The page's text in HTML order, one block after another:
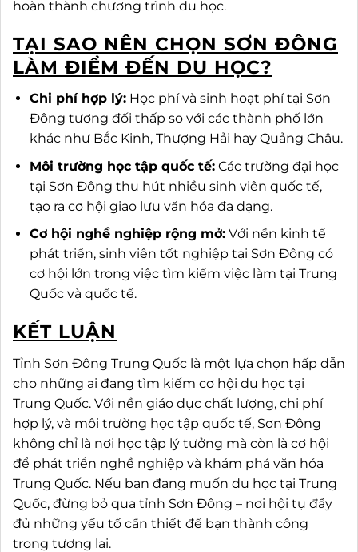
hoàn thành chương trình du học.
TẠI SAO NÊN CHỌN SƠN ĐÔNG
LÀM ĐIỂM ĐẾN DU HỌC?
Chi phí hợp lý:Học phí và sinh hoạt phí tại Sơn
Đông tương đối thấp so với các thành phố lớn
khác như Bắc Kinh, Thượng Hải hay Quảng Châu.
Môi trường học tập quốc tế:Các trường đại học
tại Sơn Đông thu hút nhiều sinh viên quốc tế,
tạo ra cơ hội giao lưu văn hóa đa dạng.
Cơ hội nghề nghiệp rộng mở:Với nền kinh tế
phát triển, sinh viên tốt nghiệp tại Sơn Đông có
cơ hội lớn trong việc tìm kiếm việc làm tại Trung
Quốc và quốc tế.
KẾT LUẬN
Tỉnh Sơn Đông Trung Quốc là một lựa chọn hấp dẫn
cho những ai đang tìm kiếm cơ hội du học tại
Trung Quốc. Với nền giáo dục chất lượng, chi phí
hợp lý, và môi trường học tập quốc tế, Sơn Đông
không chỉ là nơi học tập lý tưởng mà còn là cơ hội
để phát triển nghề nghiệp và khám phá văn hóa
Trung Quốc. Nếu bạn đang muốn du học tại Trung
Quốc, đừng bỏ qua tỉnh Sơn Đông – nơi hội tụ đầy
đủ những yếu tố cần thiết để bạn thành công
trong tương lai.